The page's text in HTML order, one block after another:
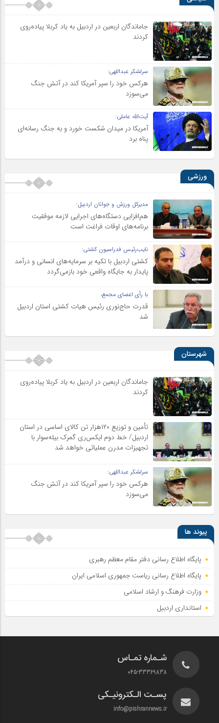
جاماندگان اربعین در اردبیل به یاد کربلا پیاده‌روی
کردند
سرلشکر عبداللهی:
هرکس خود را سپر آمریکا کند در آتش جنگ
می‌سوزد
آیت‌الله عاملی:
آمریکا در میدان شکست خورد و به جنگ رسانه‌ای
پناه برد
ورزشی
مدیرکل ورزش و جوانان اردبیل:
هم‌افزایی دستگاه‌های اجرایی لازمه موفقیت
برنامه‌های اوقات فراغت است
نایب‌رئیس فدراسیون کشتی:
کشتی اردبیل با تکیه بر سرمایه‌های انسانی و درآمد
پایدار به جایگاه واقعی خود بازمی‌گردد
با رأی اعضای مجمع،
قدرت حاج‌نوری رئیس هیات کشتی استان اردبیل
شد
شهرستان
جاماندگان اربعین در اردبیل به یاد کربلا پیاده‌روی
کردند
تأمین و توزیع ۱۲۰هزار تن کالای اساسی در استان
اردبیل/ خط دوم ایکس‌ری گمرک بیله‌سوار با
تجهیزات مدرن عملیاتی خواهد شد
سرلشکر عبداللهی:
هرکس خود را سپر آمریکا کند در آتش جنگ
می‌سوزد
پیوند ها
پایگاه اطلاع رسانی دفتر مقام معظم رهبری
پایگاه اطلاع‌ رسانی ریاست‌ جمهوری اسلامی ایران
وزارت فرهنگ و ارشاد اسلامی
استانداری اردبیل
شـماره تمـاس
045-33369838
پسـت الـکترونیـکی
info@pishrannews.ir